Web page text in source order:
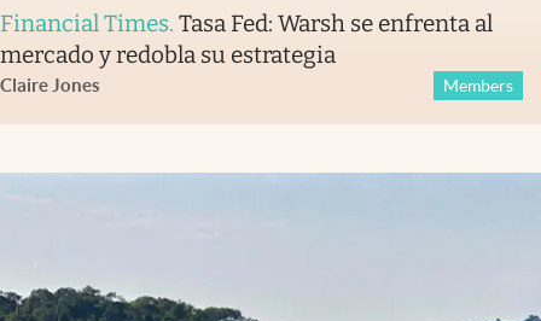
Financial Times. Tasa Fed: Warsh se enfrenta al
mercado y redobla su estrategia
Claire Jones Members